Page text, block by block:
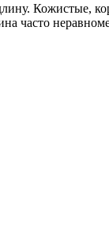
Кожистые,
часто